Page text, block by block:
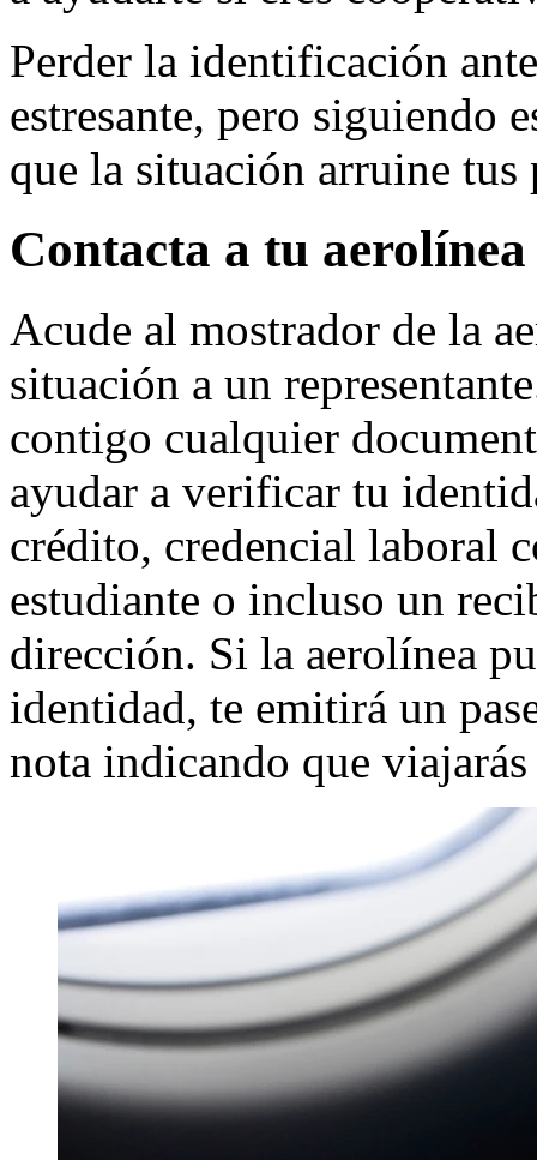
Perder la identificación
estresante, pero siguiendo
que la situación arruine
Contacta a tu aerolínea
Acude al mostrador de la
situación a un
contigo cualquier
ayudar a verificar tu
crédito, credencial laboral
estudiante o incluso un
dirección. Si la aerolínea
identidad, te emitirá un
nota indicando que